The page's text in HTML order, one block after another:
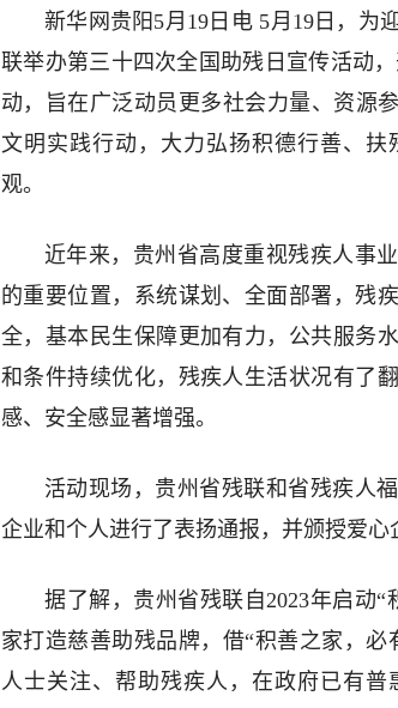
新华网贵阳5月19日电 5月19日，为
联举办第三十四次全国助残日宣传活动
动，旨在广泛动员更多社会力量、资源
文明实践行动，大力弘扬积德行善、
观。
近年来，贵州省高度重视残疾人事
的重要位置，系统谋划、全面部署，残
全，基本民生保障更加有力，公共服务
和条件持续优化，残疾人生活状况有了
感、安全感显著增强。
活动现场，贵州省残联和省残疾人
企业和个人进行了表扬通报，并颁授爱心
据了解，贵州省残联自2023年启动
家打造慈善助残品牌，借“积善之家，
人士关注、帮助残疾人，在政府已有